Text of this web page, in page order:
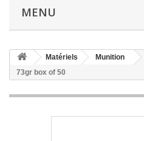
MENU
Matériels Munition
73gr box of 50